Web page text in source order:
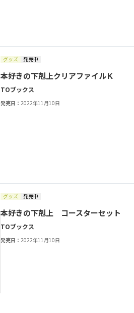
グッズ 発売中
本好きの下剋上クリアファイルＫ
TOブックス
発売日：2022年11月10日
グッズ 発売中
本好きの下剋上 コースターセット
TOブックス
発売日：2022年11月10日